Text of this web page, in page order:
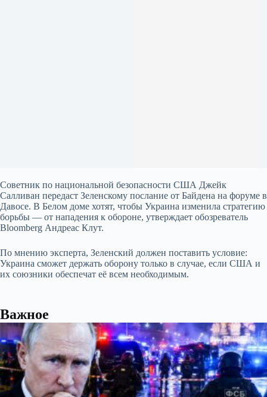
Советник по национальной безопасности США Джейк
Салливан передаст Зеленскому послание от Байдена на форуме в
Давосе. В Белом доме хотят, чтобы Украина изменила стратегию
борьбы — от нападения к обороне, утверждает обозреватель
Bloomberg Андреас Клут.
По мнению эксперта, Зеленский должен поставить условие:
Украина сможет держать оборону только в случае, если США и
их союзники обеспечат её всем необходимым.
Важное